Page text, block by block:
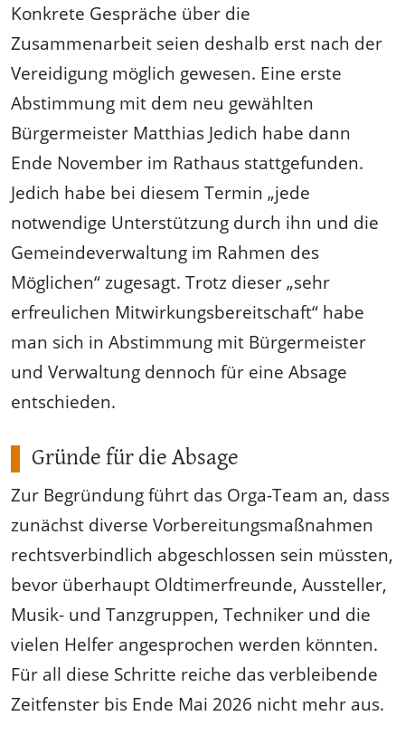
Konkrete Gespräche über die
Zusammenarbeit seien deshalb erst nach der
Vereidigung möglich gewesen. Eine erste
Abstimmung mit dem neu gewählten
Bürgermeister Matthias Jedich habe dann
Ende November im Rathaus stattgefunden.
Jedich habe bei diesem Termin „jede
notwendige Unterstützung durch ihn und die
Gemeindeverwaltung im Rahmen des
Möglichen“ zugesagt. Trotz dieser „sehr
erfreulichen Mitwirkungsbereitschaft“ habe
man sich in Abstimmung mit Bürgermeister
und Verwaltung dennoch für eine Absage
entschieden.
Gründe für die Absage
Zur Begründung führt das Orga-Team an, dass
zunächst diverse Vorbereitungsmaßnahmen
rechtsverbindlich abgeschlossen sein müssten,
bevor überhaupt Oldtimerfreunde, Aussteller,
Musik- und Tanzgruppen, Techniker und die
vielen Helfer angesprochen werden könnten.
Für all diese Schritte reiche das verbleibende
Zeitfenster bis Ende Mai 2026 nicht mehr aus.